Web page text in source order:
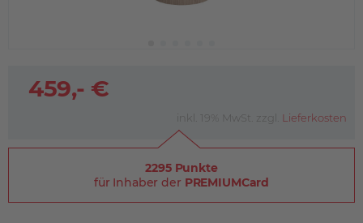
459,- €
inkl. 19% MwSt. zzgl. Lieferkosten
2295 Punkte
für Inhaber der PREMIUMCard